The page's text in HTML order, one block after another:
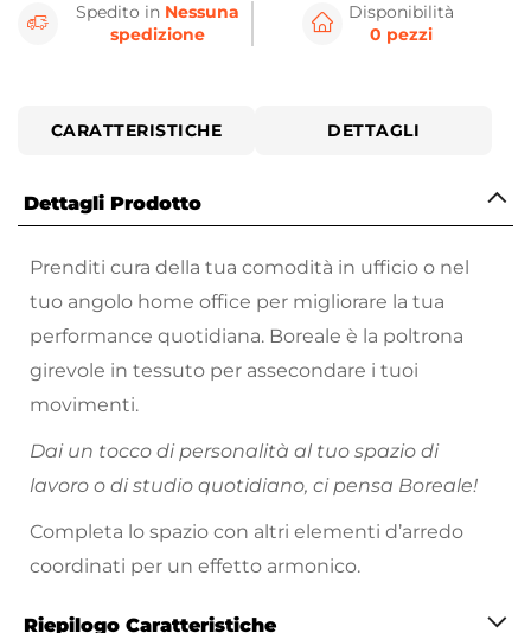
Spedito in Nessuna
spedizione
Disponibilità
0 pezzi
CARATTERISTICHE DETTAGLI
Dettagli Prodotto
Prenditi cura della tua comodità in ufficio o nel
tuo angolo home office per migliorare la tua
performance quotidiana. Boreale è la poltrona
girevole in tessuto per assecondare i tuoi
movimenti.
Dai un tocco di personalità al tuo spazio di
lavoro o di studio quotidiano, ci pensa Boreale!
Completa lo spazio con altri elementi d’arredo
coordinati per un effetto armonico.
Riepilogo Caratteristiche